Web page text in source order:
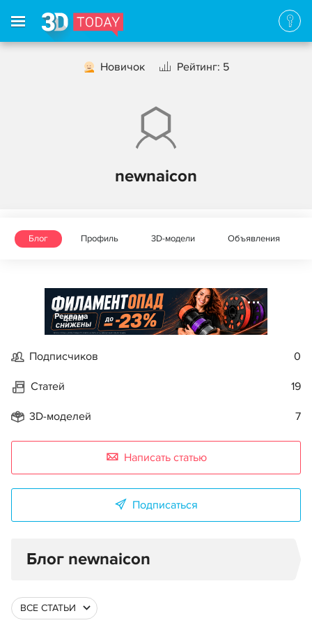
Новичок Рейтинг: 5
newnaicon
Блог Профиль 3D-модели Объявления
Реклама
Подписчиков 0
Статей 19
3D-моделей 7
Написать статью
Подписаться
Блог newnaicon
ВСЕ СТАТЬИ